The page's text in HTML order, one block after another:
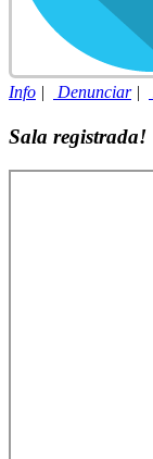
Info | Denunciar|
Sala registrada!